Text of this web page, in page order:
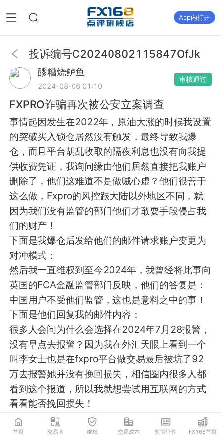
App内打开
投诉编号C20240802115847OfJk
醪糟烧鲈鱼
2024-08-06 01:10
审核通过
FXPRO诈骗再次被公安立案调查
事情起因发生在2022年，原油大涨的时候我设置
的突破买入锁仓居然没有触发，最终导致我爆
仓，而且平台胡乱收取的隔夜利息也没有向我提
供收费凭证，我询问缘由他们居然直接把我账户
删除了，他们这难道不是做贼心虚？他们很善于
这么做，Fxpro的风控跟大陆以外地区不同，就
因为我们没有监管的部门他们才敢耍手段侵占我
们的财产！
下面是我爆仓后发给他们的邮件请求账户变更为
对冲模式：
然后我一直维权到至今2024年，我曾经将此事向
英国的FCA金融监管部门反映，他们的答复是：
中国用户不受他们监管，这也是意料之中的事！
下面是他们回复我的邮件内容：
很多人会问为什么会选择在2024年7月28报警，
没有早点去报警？因为我在外汇天眼上看到一个
叫李女士也是在fxpro平台做交易最后被坑了92
万去报警她并没有挽回损失，相信圈内很多人都
看到这个报道，所以我就想尝试用互联网的方式
看看能否挽回损失！
还有一点当时因为亏欠脑子一片空白秀逗了、不
过从这次报警的情况来看即便当时去报警也很难
首页 交易商 维权 交易成本 监管证件 FX168首页